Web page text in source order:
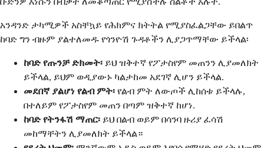
አንዳንድ ታካሚዎች አስቸኳይ የሕክምና ክትትል የሚያስፈልጋቸው ይበልጥ
ከባድ ግን ብዙም ያልተለመዱ የጎንዮሽ ጉዳቶችን ሊያጋጥማቸው ይችላል፡
ከባድ የጡንቻ ድክመት፡ ይህ ዝቅተኛ የፖታስየም መጠንን ሊያመለክት
ይችላል, ይህም ወዲያውኑ ካልታከመ አደገኛ ሊሆን ይችላል.
መደበኛ ያልሆነ የልብ ምት፡ የልብ ምት ለውጦች ሊከሰቱ ይችላሉ,
በተለይም የፖታስየም መጠን በጣም ዝቅተኛ ከሆነ.
ከባድ የትንፋሽ ማጠር፡ ይህ በልብ ወይም በሳንባ ዙሪያ ፈሳሽ
መከማቸትን ሊያመለክት ይችላል።